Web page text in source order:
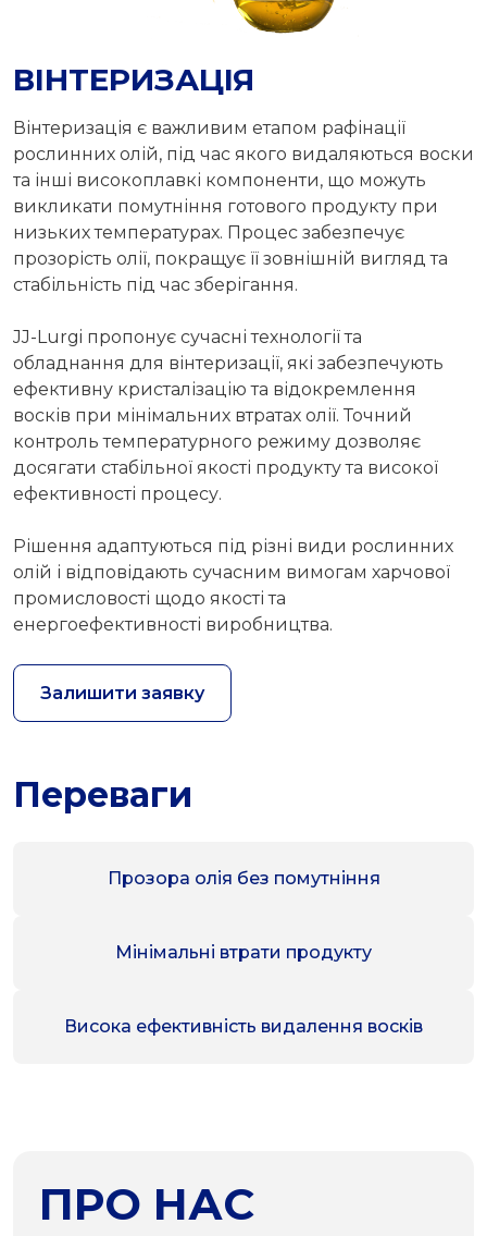
ВІНТЕРИЗАЦІЯ
Вінтеризація є важливим етапом рафінації
рослинних олій, під час якого видаляються воски
та інші високоплавкі компоненти, що можуть
викликати помутніння готового продукту при
низьких температурах. Процес забезпечує
прозорість олії, покращує її зовнішній вигляд та
стабільність під час зберігання.
JJ-Lurgi пропонує сучасні технології та
обладнання для вінтеризації, які забезпечують
ефективну кристалізацію та відокремлення
восків при мінімальних втратах олії. Точний
контроль температурного режиму дозволяє
досягати стабільної якості продукту та високої
ефективності процесу.
Рішення адаптуються під різні види рослинних
олій і відповідають сучасним вимогам харчової
промисловості щодо якості та
енергоефективності виробництва.
Залишити заявку
Переваги
Прозора олія без помутніння
Мінімальні втрати продукту
Висока ефективність видалення восків
ПРО НАС